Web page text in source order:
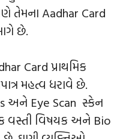
તેમના Aadhar Card
છે.
Card પ્રાથમિક
મહત્વ ધરાવે છે.
અને Eye Scan સ્કેન
વસ્તી વિષયક અને Bio